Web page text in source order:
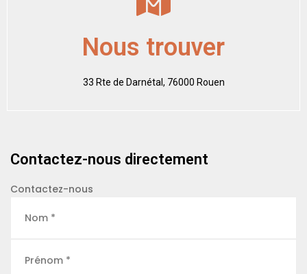
Nous trouver
33 Rte de Darnétal, 76000 Rouen
Contactez-nous directement
Contactez-nous